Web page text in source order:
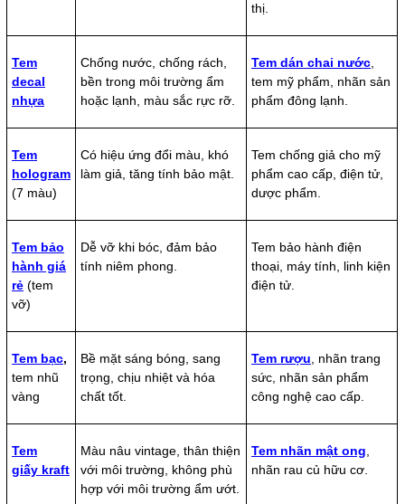
thị.
Tem
decal
nhựa
Chống nước, chống rách,
bền trong môi trường ẩm
hoặc lạnh, màu sắc rực rỡ.
Tem dán chai nước
tem mỹ phẩm, nhãn sản
phẩm đông lạnh.
Tem
hologram
(7 màu)
Có hiệu ứng đổi màu, khó
làm giả, tăng tính bảo mật.
Tem chống giả cho mỹ
phẩm cao cấp, điện tử,
dược phẩm.
Tem bảo
hành giá
rẻ (tem
vỡ)
Dễ vỡ khi bóc, đảm bảo
tính niêm phong.
Tem bảo hành điện
thoại, máy tính, linh kiện
điện tử.
Tem bạc,
tem nhũ
vàng
Bề mặt sáng bóng, sang
trọng, chịu nhiệt và hóa
chất tốt.
Tem rượu , nhãn trang
sức, nhãn sản phẩm
công nghệ cao cấp.
Tem
giấy kraft
Màu nâu vintage, thân thiện
với môi trường, không phù
hợp với môi trường ẩm ướt.
Tem nhãn mật ong
nhãn rau củ hữu cơ.